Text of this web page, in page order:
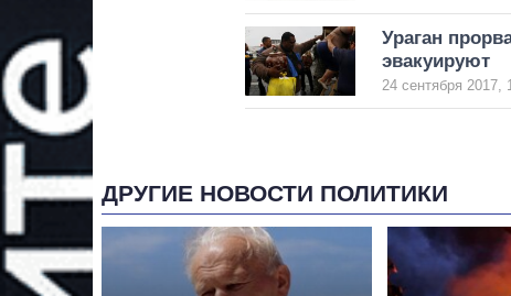
Ураган
эвакуируют
24 сентября 2017,
ДРУГИЕ НОВОСТИ ПОЛИТИКИ